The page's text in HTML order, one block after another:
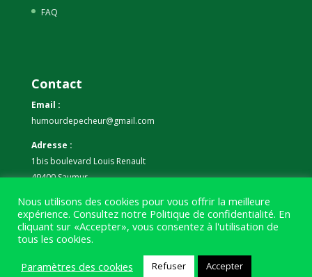
FAQ
Contact
Email :
humourdepecheur@gmail.com
Adresse :
1bis boulevard Louis Renault
49400 Saumur
Téléphone :
07 59 61 06 63
Nous utilisons des cookies pour vous offrir la meilleure
expérience. Consultez notre Politique de confidentialité. En
cliquant sur «Accepter», vous consentez à l'utilisation de
tous les cookies.
Paramètres des cookies
Refuser Accepter